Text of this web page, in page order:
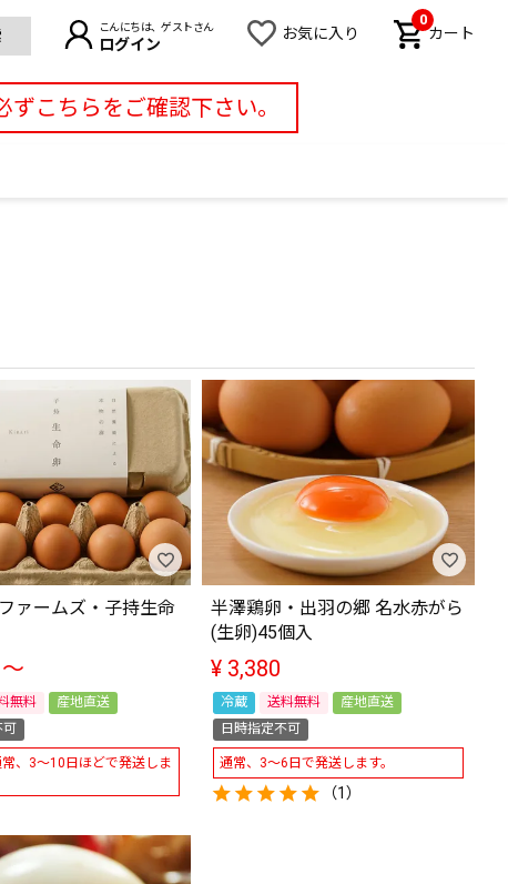
こんにちは、ゲストさん
ログイン
お気に入り カート
0
こちらをご確認下さい。
ァームズ・子持生命
〜
無料
産地直送
可
常、3～10日ほどで発送しま
半澤鶏卵・出羽の郷 名水赤がら
(生卵)45個入
¥ 3,380
冷蔵 送料無料
産地直送
日時指定不可
通常、3～6日で発送します。
（1）